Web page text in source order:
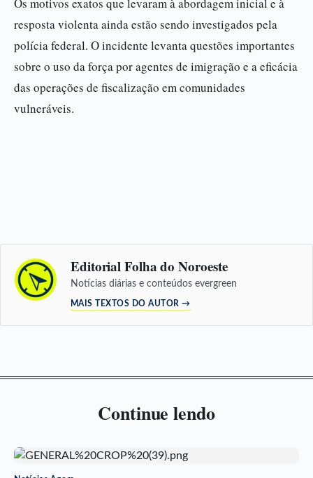
resposta violenta ainda estão sendo investigados pela
polícia federal. O incidente levanta questões importantes
sobre o uso da força por agentes de imigração e a eficácia
das operações de fiscalização em comunidades
vulneráveis.
Editorial Folha do Noroeste
Notícias diárias e conteúdos evergreen
MAIS TEXTOS DO AUTOR →
Continue lendo